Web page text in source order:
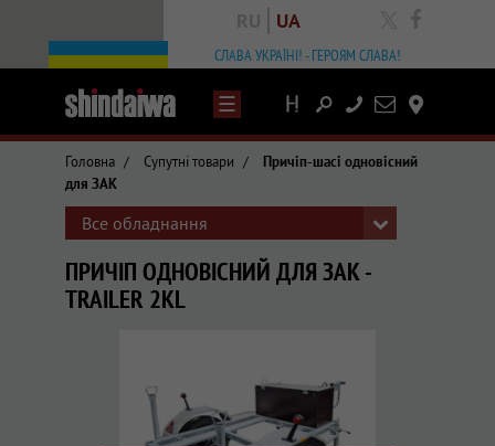
СЛАВА УКРАЇНІ! - ГЕРОЯМ СЛАВА!
RU UA facebook
Написати
лист
Контакты
Головна / Супутні товари /
Причіп-шасі одновісний
для ЗАК
Все обладнання
ПРИЧІП ОДНОВІСНИЙ ДЛЯ ЗАК -
TRAILER 2KL